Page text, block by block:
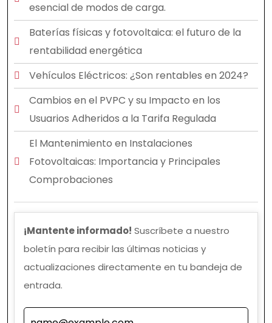
esencial de modos de carga.
Baterías físicas y fotovoltaica: el futuro de la
rentabilidad energética
Vehículos Eléctricos: ¿Son rentables en 2024?
Cambios en el PVPC y su Impacto en los
Usuarios Adheridos a la Tarifa Regulada
El Mantenimiento en Instalaciones
Fotovoltaicas: Importancia y Principales
Comprobaciones
¡Mantente informado! Suscríbete a nuestro
boletín para recibir las últimas noticias y
actualizaciones directamente en tu bandeja de
entrada.